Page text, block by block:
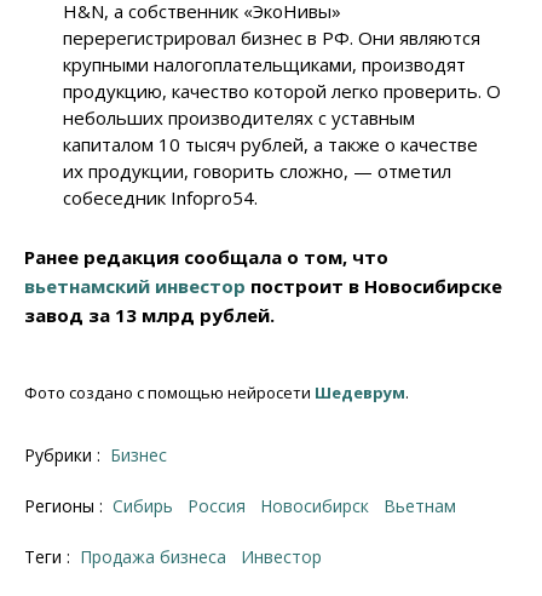
H&N, а собственник «ЭкоНивы»
перерегистрировал бизнес в РФ. Они являются
крупными налогоплательщиками, производят
продукцию, качество которой легко проверить. О
небольших производителях с уставным
капиталом 10 тысяч рублей, а также о качестве
их продукции, говорить сложно, — отметил
собеседник Infopro54.
Ранее редакция сообщала о том, что
вьетнамский инвестор построит в Новосибирске
завод за 13 млрд рублей.
Фото создано с помощью нейросети Шедеврум.
Рубрики : Бизнес
Регионы : Сибирь Россия Новосибирск Вьетнам
Теги : Продажа бизнеса инвестор